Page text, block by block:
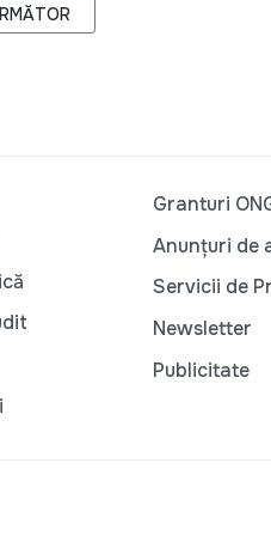
URMĂTOR: REFORMA
Granturi
Anunțuri de
Servicii de
Newsletter
Publicitate